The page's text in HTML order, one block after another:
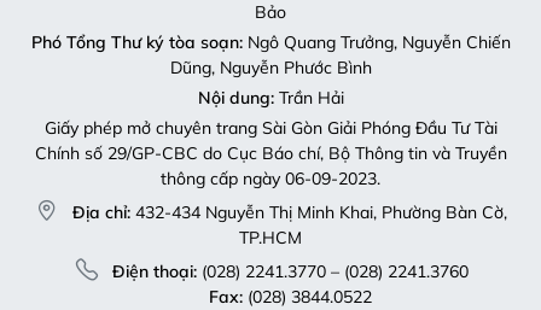
Bảo
Phó Tổng Thư ký tòa soạn:Ngô Quang Trưởng, Nguyễn Chiến
Dũng, Nguyễn Phước Bình
Nội dung:Trần Hải
Giấy phép mở chuyên trang Sài Gòn Giải Phóng Đầu Tư Tài
Chính số 29/GP-CBC do Cục Báo chí, Bộ Thông tin và Truyền
thông cấp ngày 06-09-2023.
Địa chỉ: 432-434 Nguyễn Thị Minh Khai, Phường Bàn Cờ,
TP.HCM
Điện thoại:(028) 2241.3770 – (028) 2241.3760
Fax:(028) 3844.0522